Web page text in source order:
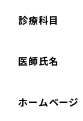
診療科目
医師氏名
ホームページ